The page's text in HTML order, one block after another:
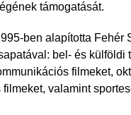
támogatását.
ben alapította Fehér
bel- és
filmeket,
filmeket, valamint